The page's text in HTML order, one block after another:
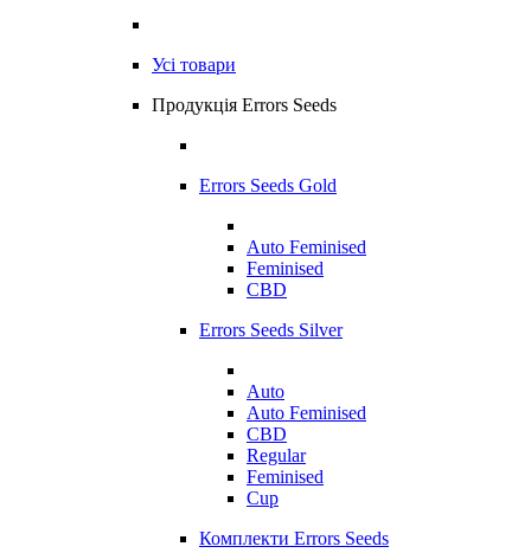
Усі товари
Продукція Errors Seeds
Errors Seeds Gold
Auto Feminised
Feminised
CBD
Errors Seeds Silver
Auto
Auto Feminised
CBD
Regular
Feminised
Cup
Комплекти Errors Seeds